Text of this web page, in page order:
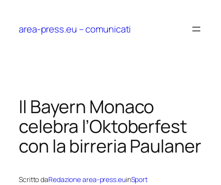
contenuto
area-press.eu – comunicati
Il Bayern Monaco
celebra l’Oktoberfest
con la birreria Paulaner
Scritto daRedazione area-press.euinSport